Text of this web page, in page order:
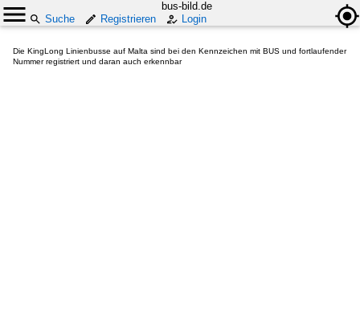
bus-bild.de
Suche
Registrieren Login
Die KingLong Linienbusse auf Malta sind bei den Kennzeichen mit BUS und fortlaufender
Nummer registriert und daran auch erkennbar